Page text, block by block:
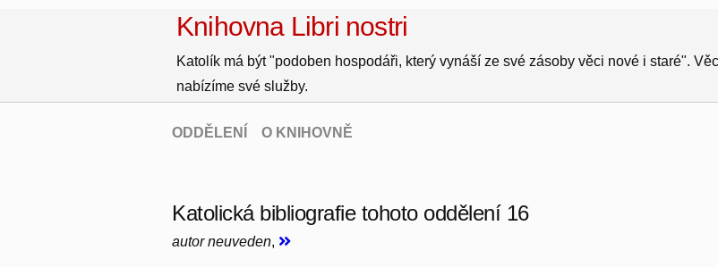
Knihovna Libri nostri
Katolík má být "podoben hospodáři, který vynáší ze své zásoby věci nové i staré".
nabízíme své služby.
ODDĚLENÍ O KNIHOVNĚ
Katolická bibliografie tohoto oddělení 16
autor neuveden,